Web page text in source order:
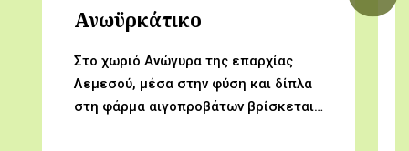
Ανωϋρκάτικο
Στο χωριό Ανώγυρα της επαρχίας
Λεμεσού, μέσα στην φύση και δίπλα
στη φάρμα αιγοπροβάτων βρίσκεται…